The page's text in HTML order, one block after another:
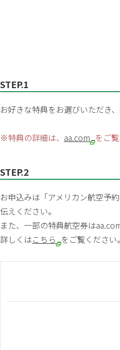
STEP.1
お好きな特典をお選びいただき
※特典の詳細は、 aa.com をご
STEP.2
お申込みは「アメリカン航空予
伝えください。
また、一部の特典航空券は
詳しくはこちら をご覧ください。